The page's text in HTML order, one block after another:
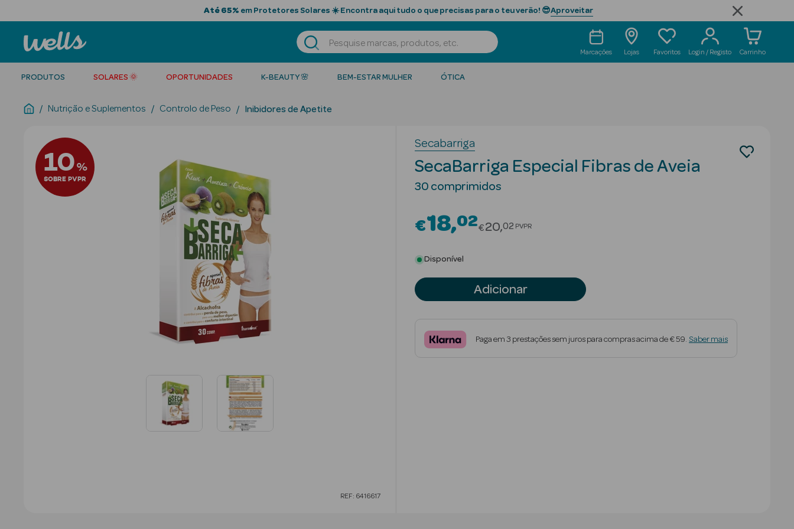
Até 65% em Protetores Solares ☀️ Encontra aqui tudo o que precisas para o teu verão! 😎Aproveitar
Marcações Lojas Favoritos Login / Registo Carrinho
PRODUTOS SOLARES 🌞 OPORTUNIDADES K-BEAUTY 🌸 BEM-ESTAR MULHER ÓTICA
Nutrição e Suplementos Controlo de Peso Inibidores de Apetite
10%
SOBRE PVPR
REF: 6416617
Secabarriga
SecaBarriga Especial Fibras de Aveia
30 comprimidos
€18 02Price reduced from
€20 02 PVPR
Disponível
Adicionar
Paga em 3 prestações sem juros para compras acima de € 59. Saber mais